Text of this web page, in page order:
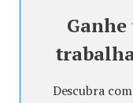
Descubra